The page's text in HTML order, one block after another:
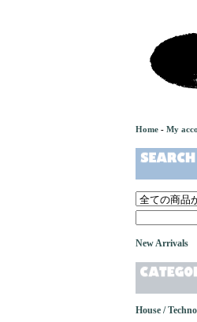
Home - My
New Arrivals
House / Techno